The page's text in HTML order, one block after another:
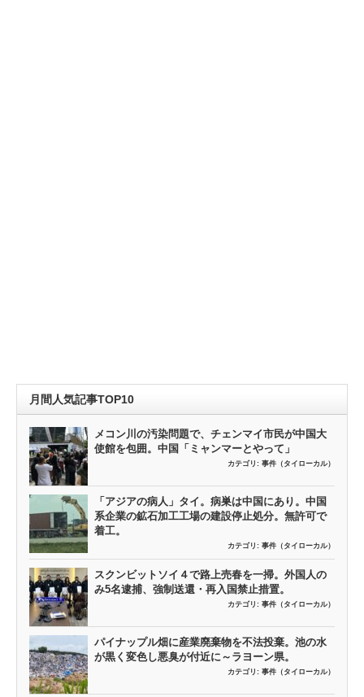
月間人気記事TOP10
メコン川の汚染問題で、チェンマイ市民が中国大
使館を包囲。中国「ミャンマーとやって」
カテゴリ: 事件（タイローカル）
「アジアの病人」タイ。病巣は中国にあり。中国
系企業の鉱石加工工場の建設停止処分。無許可で
着工。
カテゴリ: 事件（タイローカル）
スクンビットソイ４で路上売春を一掃。外国人の
み5名逮捕、強制送還・再入国禁止措置。
カテゴリ: 事件（タイローカル）
パイナップル畑に産業廃棄物を不法投棄。池の水
が黒く変色し悪臭が付近に～ラヨーン県。
カテゴリ: 事件（タイローカル）